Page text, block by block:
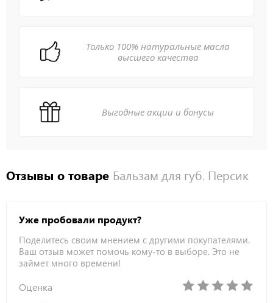
Только 100% натуральные масла
высшего качества
Выгодные акции и бонусы
Отзывы о товаре Бальзам для губ. Персик
Уже пробовали продукт?
Поделитесь своим мнением с другими покупателями.
Ваш отзыв может помочь кому-то в выборе. Это не
займет много времени!
Оценка